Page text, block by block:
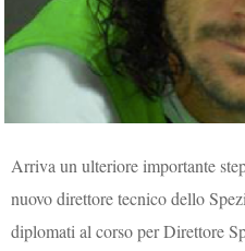
Arriva un ulteriore importante
nuovo direttore tecnico dello
diplomati al corso per Direttore